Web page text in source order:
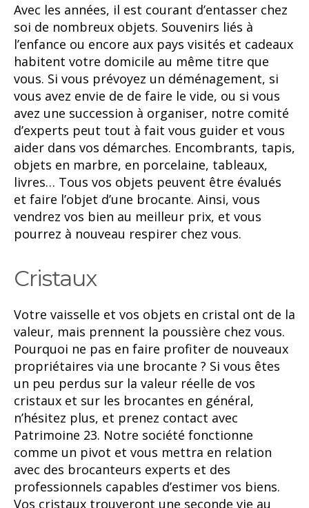
Avec les années, il est courant d’entasser chez
soi de nombreux objets. Souvenirs liés à
l’enfance ou encore aux pays visités et cadeaux
habitent votre domicile au même titre que
vous. Si vous prévoyez un déménagement, si
vous avez envie de de faire le vide, ou si vous
avez une succession à organiser, notre comité
d’experts peut tout à fait vous guider et vous
aider dans vos démarches. Encombrants, tapis,
objets en marbre, en porcelaine, tableaux,
livres… Tous vos objets peuvent être évalués
et faire l’objet d’une brocante. Ainsi, vous
vendrez vos bien au meilleur prix, et vous
pourrez à nouveau respirer chez vous.
Cristaux
Votre vaisselle et vos objets en cristal ont de la
valeur, mais prennent la poussière chez vous.
Pourquoi ne pas en faire profiter de nouveaux
propriétaires via une brocante ? Si vous êtes
un peu perdus sur la valeur réelle de vos
cristaux et sur les brocantes en général,
n’hésitez plus, et prenez contact avec
Patrimoine 23. Notre société fonctionne
comme un pivot et vous mettra en relation
avec des brocanteurs experts et des
professionnels capables d’estimer vos biens.
Vos cristaux trouveront une seconde vie au